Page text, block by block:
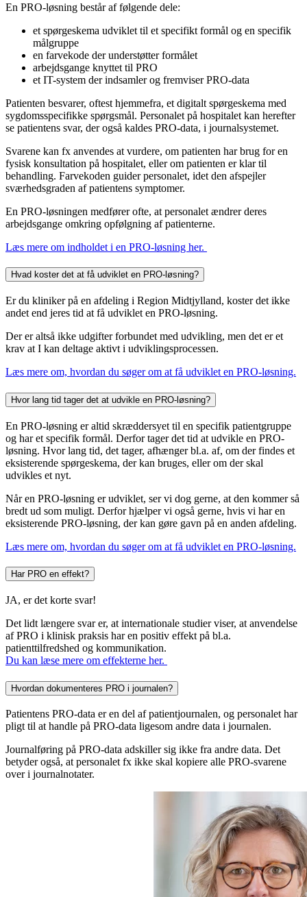
En PRO-løsning består af følgende dele:
et spørgeskema udviklet til et specifikt formål og en specifik
målgruppe
en farvekode der understøtter formålet
arbejdsgange knyttet til PRO
et IT-system der indsamler og fremviser PRO-data
Patienten besvarer, oftest hjemmefra, et digitalt spørgeskema med
sygdomsspecifikke spørgsmål. Personalet på hospitalet kan herefter
se patientens svar, der også kaldes PRO-data, i journalsystemet.
Svarene kan fx anvendes at vurdere, om patienten har brug for en
fysisk konsultation på hospitalet, eller om patienten er klar til
behandling. Farvekoden guider personalet, idet den afspejler
sværhedsgraden af patientens symptomer.
En PRO-løsningen medfører ofte, at personalet ændrer deres
arbejdsgange omkring opfølgning af patienterne.
Læs mere om indholdet i en PRO-løsning her.
Hvad koster det at få udviklet en PRO-løsning?
Er du kliniker på en afdeling i Region Midtjylland, koster det ikke
andet end jeres tid at få udviklet en PRO-løsning.
Der er altså ikke udgifter forbundet med udvikling, men det er et
krav at I kan deltage aktivt i udviklingsprocessen.
Læs mere om, hvordan du søger om at få udviklet en PRO-løsning.
Hvor lang tid tager det at udvikle en PRO-løsning?
En PRO-løsning er altid skræddersyet til en specifik patientgruppe
og har et specifik formål. Derfor tager det tid at udvikle en PRO-
løsning. Hvor lang tid, det tager, afhænger bl.a. af, om der findes et
eksisterende spørgeskema, der kan bruges, eller om der skal
udvikles et nyt.
Når en PRO-løsning er udviklet, ser vi dog gerne, at den kommer så
bredt ud som muligt. Derfor hjælper vi også gerne, hvis vi har en
eksisterende PRO-løsning, der kan gøre gavn på en anden afdeling.
Læs mere om, hvordan du søger om at få udviklet en PRO-løsning.
Har PRO en effekt?
JA, er det korte svar!
Det lidt længere svar er, at internationale studier viser, at anvendelse
af PRO i klinisk praksis har en positiv effekt på bl.a.
patienttilfredshed og kommunikation.
Du kan læse mere om effekterne her.
Hvordan dokumenteres PRO i journalen?
Patientens PRO-data er en del af patientjournalen, og personalet har
pligt til at handle på PRO-data ligesom andre data i journalen.
Journalføring på PRO-data adskiller sig ikke fra andre data. Det
betyder også, at personalet fx ikke skal kopiere alle PRO-svarene
over i journalnotater.